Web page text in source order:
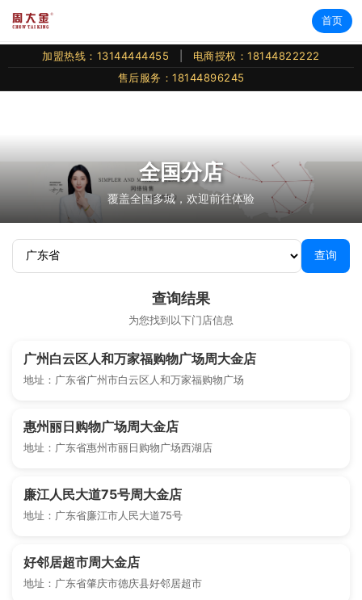
首页
加盟热线：13144444455
电商授权：18144822222
售后服务：18144896245
全国分店
覆盖全国多城，欢迎前往体验
查询
查询结果
为您找到以下门店信息
广州白云区人和万家福购物广场周大金店
地址：广东省广州市白云区人和万家福购物广场
惠州丽日购物广场周大金店
地址：广东省惠州市丽日购物广场西湖店
廉江人民大道75号周大金店
地址：广东省廉江市人民大道75号
好邻居超市周大金店
地址：广东省肇庆市德庆县好邻居超市